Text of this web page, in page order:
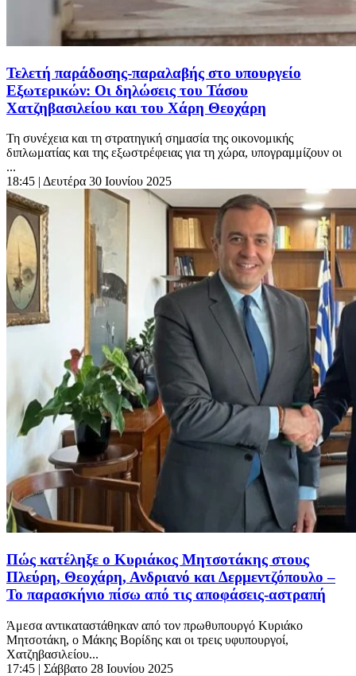
Τελετή παράδοσης-παραλαβής στο υπουργείο
Εξωτερικών: Οι δηλώσεις του Τάσου
Χατζηβασιλείου και του Χάρη Θεοχάρη
Τη συνέχεια και τη στρατηγική σημασία της οικονομικής
διπλωματίας και της εξωστρέφειας για τη χώρα, υπογραμμίζουν οι
...
18:45 | Δευτέρα 30 Ιουνίου 2025
Πώς κατέληξε ο Κυριάκος Μητσοτάκης στους
Πλεύρη, Θεοχάρη, Ανδριανό και Δερμεντζόπουλο –
Το παρασκήνιο πίσω από τις αποφάσεις-αστραπή
Άμεσα αντικαταστάθηκαν από τον πρωθυπουργό Κυριάκο
Μητσοτάκη, ο Μάκης Βορίδης και οι τρεις υφυπουργοί,
Χατζηβασιλείου...
17:45 | Σάββατο 28 Ιουνίου 2025